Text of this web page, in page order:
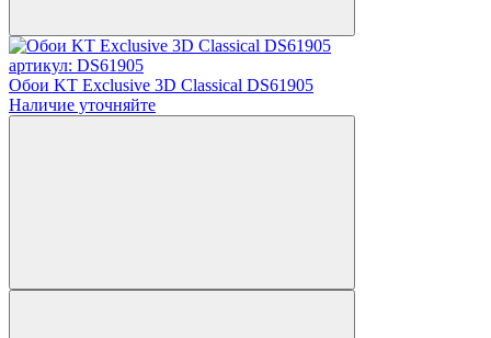
артикул: DS61905
Обои KT Exclusive 3D Classical DS61905
Наличие уточняйте